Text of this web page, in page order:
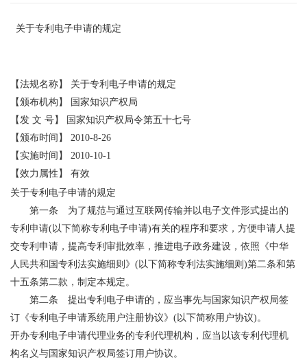
关于专利电子申请的规定
【法规名称】 关于专利电子申请的规定
【颁布机构】 国家知识产权局
【发 文 号】 国家知识产权局令第五十七号
【颁布时间】 2010-8-26
【实施时间】 2010-10-1
【效力属性】 有效
关于专利电子申请的规定
第一条 为了规范与通过互联网传输并以电子文件形式提出的
专利申请(以下简称专利电子申请)有关的程序和要求，方便申请人提
交专利申请，提高专利审批效率，推进电子政务建设，依照《中华
人民共和国专利法实施细则》(以下简称专利法实施细则)第二条和第
十五条第二款，制定本规定。
第二条 提出专利电子申请的，应当事先与国家知识产权局签
订《专利电子申请系统用户注册协议》(以下简称用户协议)。
开办专利电子申请代理业务的专利代理机构，应当以该专利代理机
构名义与国家知识产权局签订用户协议。